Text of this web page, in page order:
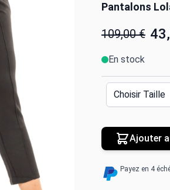
Pantalons
109,00 €
En stock
Ajouter
Payez en 4